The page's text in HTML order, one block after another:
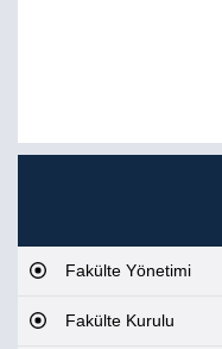
Fakülte Yönetimi
Fakülte Kurulu